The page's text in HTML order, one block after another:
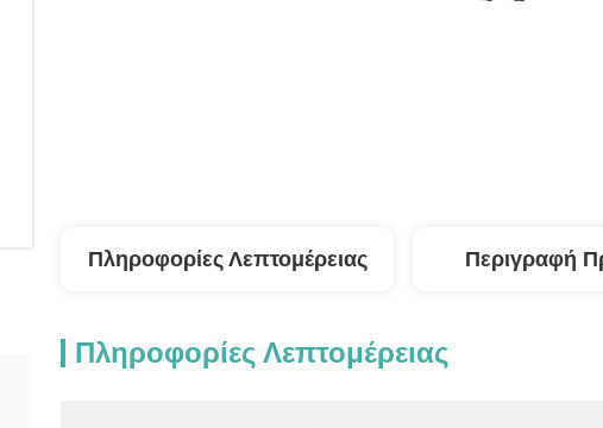
Πληροφορίες Λεπτομέρειας Περιγραφή
Πληροφορίες Λεπτομέρειας